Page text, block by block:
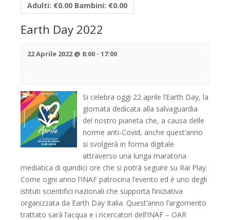
Adulti: €0.00 Bambini: €0.00
Earth Day 2022
22 Aprile 2022 @ 8:00 - 17:00
Si celebra oggi 22 aprile l’Earth Day, la
giornata dedicata alla salvaguardia
del nostro pianeta che, a causa delle
norme anti-Covid, anche quest’anno
si svolgerà in forma digitale
attraverso una lunga maratona
mediatica di quindici ore che si potrà seguire su Rai Play.
Come ogni anno l’INAF patrocina l’evento ed è uno degli
istituti scientifici nazionali che supporta l’iniziativa
organizzata da Earth Day Italia. Quest’anno l’argomento
trattato sarà l’acqua e i ricercatori dell’INAF – OAR